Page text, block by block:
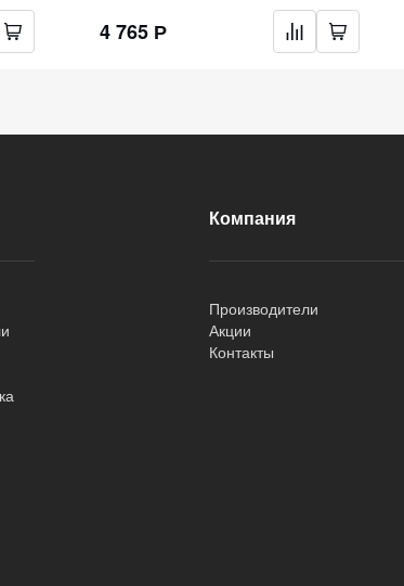
4 765 Р
Компания
Производители
Акции
Контакты